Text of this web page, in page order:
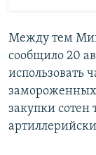
Между тем
сообщило 20
использовать
замороженных
закупки